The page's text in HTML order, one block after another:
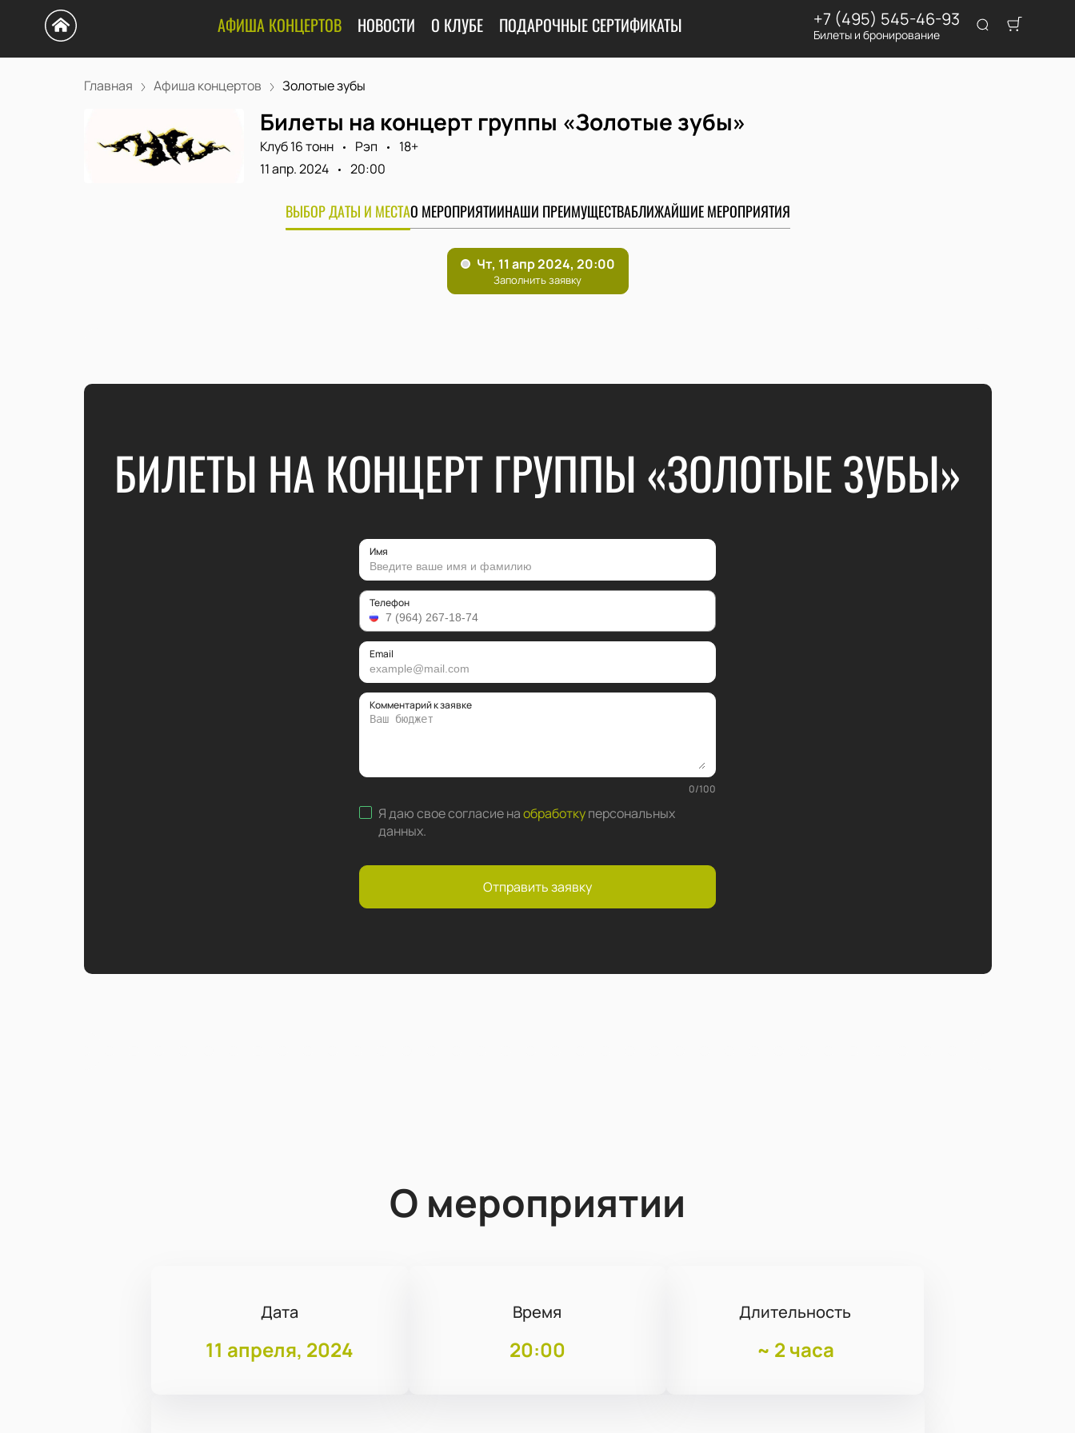
АФИША КОНЦЕРТОВ НОВОСТИ О КЛУБЕ ПОДАРОЧНЫЕ СЕРТИФИКАТЫ +7 (495) 545-46-93
Билеты и бронирование
Главная Афиша концертов Золотые зубы
Билеты на концерт группы «Золотые зубы»
Клуб 16 тонн Рэп
18+
11 апр. 2024
20:00
ВЫБОР ДАТЫ И МЕСТАО МЕРОПРИЯТИИНАШИ ПРЕИМУЩЕСТВАБЛИЖАЙШИЕ МЕРОПРИЯТИЯ
БИЛЕТЫ НА КОНЦЕРТ ГРУППЫ «ЗОЛОТЫЕ ЗУБЫ»
Имя
Телефон
Email
Комментарий к заявке
0/100
Я даю свое согласие наобработкуперсональных
данных.
Отправить заявку
О мероприятии
Дата
11 апреля, 2024
Время
20:00
Длительность
~ 2 часа